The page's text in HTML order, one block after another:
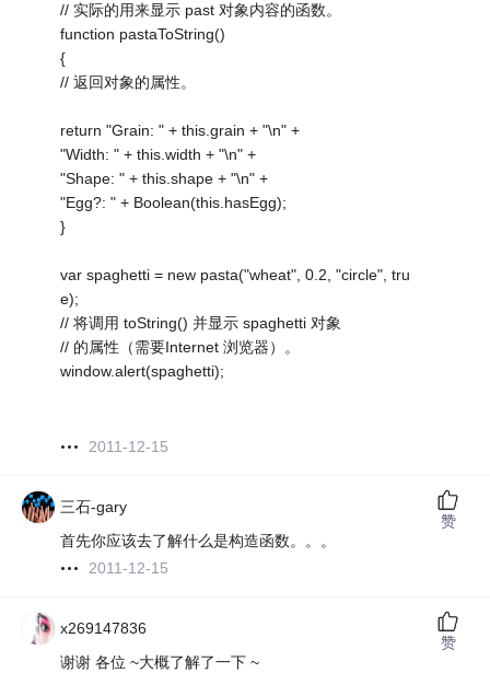
// 实际的用来显示 past 对象内容的函数。
function pastaToString()
{
// 返回对象的属性。
return "Grain: " + this.grain + "\n" +
"Width: " + this.width + "\n" +
"Shape: " + this.shape + "\n" +
"Egg?: " + Boolean(this.hasEgg);
}
var spaghetti = new pasta("wheat", 0.2, "circle", tru
e);
// 将调用 toString() 并显示 spaghetti 对象
// 的属性（需要Internet 浏览器）。
window.alert(spaghetti);
2011-12-15
三石-gary
首先你应该去了解什么是构造函数。。。
2011-12-15
赞
x269147836
谢谢 各位 ~大概了解了一下 ~
赞